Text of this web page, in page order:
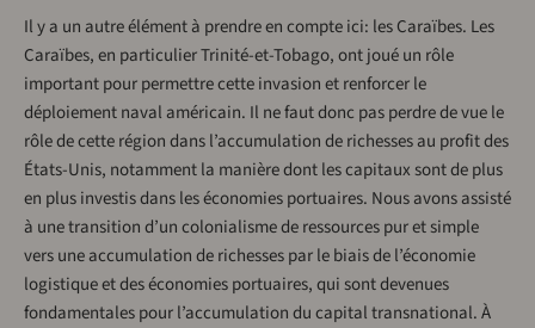
Il y a un autre élément à prendre en compte ici: les Caraïbes. Les
Caraïbes, en particulier Trinité-et-Tobago, ont joué un rôle
important pour permettre cette invasion et renforcer le
déploiement naval américain. Il ne faut donc pas perdre de vue le
rôle de cette région dans l’accumulation de richesses au profit des
États-Unis, notamment la manière dont les capitaux sont de plus
en plus investis dans les économies portuaires. Nous avons assisté
à une transition d’un colonialisme de ressources pur et simple
vers une accumulation de richesses par le biais de l’économie
logistique et des économies portuaires, qui sont devenues
fondamentales pour l’accumulation du capital transnational. À